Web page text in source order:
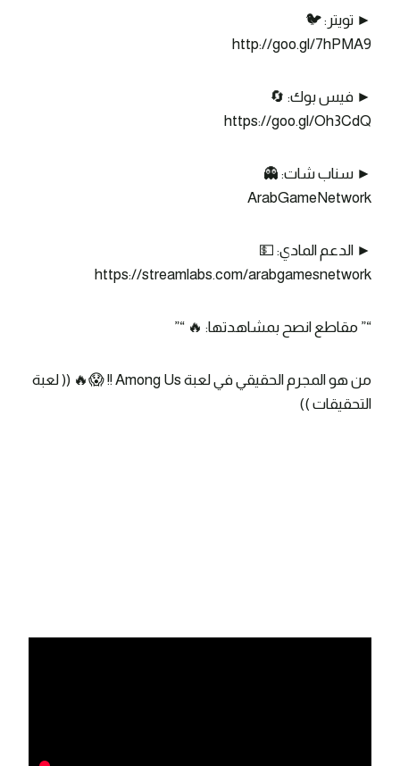
► تويتر: 🐦
http://goo.gl/7hPMA9
► فيس بوك: 🔄
https://goo.gl/Oh3CdQ
► سناب شات: 👻
ArabGameNetwork
► الدعم المادي: 💵
https://streamlabs.com/arabgamesnetwork
“” مقاطع انصح بمشاهدتها: 🔥 “”
من هو المجرم الحقيقي في لعبة Among Us !! 😱🔥 (( لعبة
التحقيقات ))